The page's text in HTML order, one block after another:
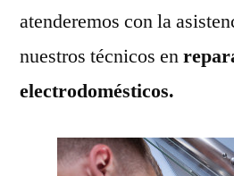
atenderemos con la
nuestros técnicos en
electrodomésticos.